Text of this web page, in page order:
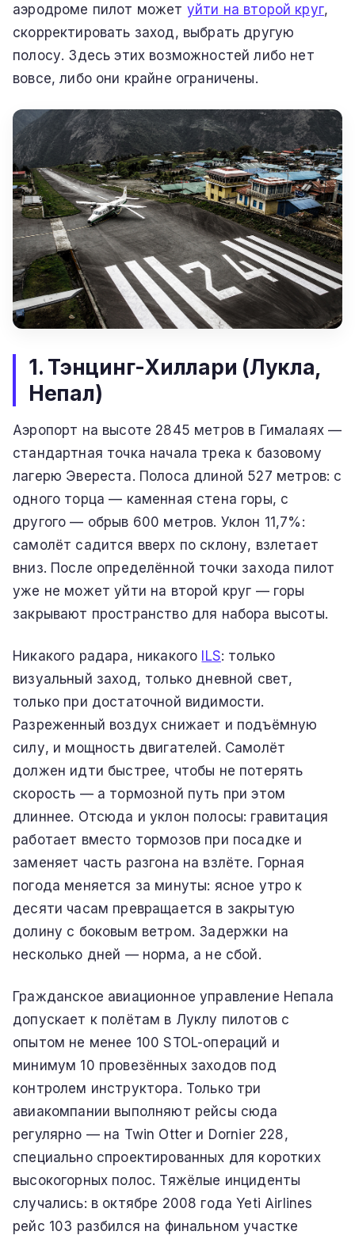
аэродроме пилот может уйти на второй круг,
скорректировать заход, выбрать другую
полосу. Здесь этих возможностей либо нет
вовсе, либо они крайне ограничены.
1. Тэнцинг-Хиллари (Лукла,
Непал)
Аэропорт на высоте 2845 метров в Гималаях —
стандартная точка начала трека к базовому
лагерю Эвереста. Полоса длиной 527 метров: с
одного торца — каменная стена горы, с
другого — обрыв 600 метров. Уклон 11,7%:
самолёт садится вверх по склону, взлетает
вниз. После определённой точки захода пилот
уже не может уйти на второй круг — горы
закрывают пространство для набора высоты.
Никакого радара, никакого ILS: только
визуальный заход, только дневной свет,
только при достаточной видимости.
Разреженный воздух снижает и подъёмную
силу, и мощность двигателей. Самолёт
должен идти быстрее, чтобы не потерять
скорость — а тормозной путь при этом
длиннее. Отсюда и уклон полосы: гравитация
работает вместо тормозов при посадке и
заменяет часть разгона на взлёте. Горная
погода меняется за минуты: ясное утро к
десяти часам превращается в закрытую
долину с боковым ветром. Задержки на
несколько дней — норма, а не сбой.
Гражданское авиационное управление Непала
допускает к полётам в Луклу пилотов с
опытом не менее 100 STOL-операций и
минимум 10 провезённых заходов под
контролем инструктора. Только три
авиакомпании выполняют рейсы сюда
регулярно — на Twin Otter и Dornier 228,
специально спроектированных для коротких
высокогорных полос. Тяжёлые инциденты
случались: в октябре 2008 года Yeti Airlines
рейс 103 разбился на финальном участке